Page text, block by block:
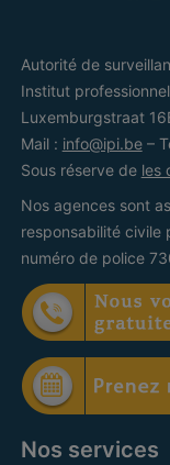
Autorité de
Institut
Luxemburgstraat
Mail : info@ipi.be–
Sous réserve de les
Nos agences sont
responsabilité civile
numéro de police
Nos services